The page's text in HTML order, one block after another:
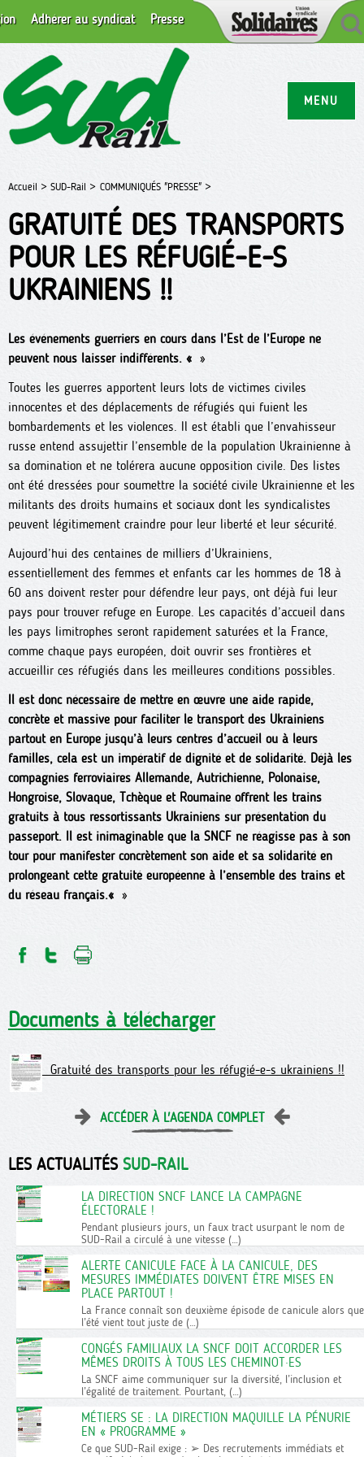
MENU
Adhérer au syndicat Presse
Accueil > SUD-Rail > COMMUNIQUÉS "PRESSE" >
GRATUITÉ DES TRANSPORTS
POUR LES RÉFUGIÉ-E-S
UKRAINIENS !!
Les événements guerriers en cours dans l’Est de l’Europe ne
peuvent nous laisser indifférents. « »
Toutes les guerres apportent leurs lots de victimes civiles
innocentes et des déplacements de réfugiés qui fuient les
bombardements et les violences. Il est établi que l’envahisseur
russe entend assujettir l’ensemble de la population Ukrainienne à
sa domination et ne tolérera aucune opposition civile. Des listes
ont été dressées pour soumettre la société civile Ukrainienne et les
militants des droits humains et sociaux dont les syndicalistes
peuvent légitimement craindre pour leur liberté et leur sécurité.
Aujourd’hui des centaines de milliers d’Ukrainiens,
essentiellement des femmes et enfants car les hommes de 18 à
60 ans doivent rester pour défendre leur pays, ont déjà fui leur
pays pour trouver refuge en Europe. Les capacités d’accueil dans
les pays limitrophes seront rapidement saturées et la France,
comme chaque pays européen, doit ouvrir ses frontières et
accueillir ces réfugiés dans les meilleures conditions possibles.
Il est donc nécessaire de mettre en œuvre une aide rapide,
concrète et massive pour faciliter le transport des Ukrainiens
partout en Europe jusqu’à leurs centres d’accueil ou à leurs
familles, cela est un impératif de dignité et de solidarité. Déjà les
compagnies ferroviaires Allemande, Autrichienne, Polonaise,
Hongroise, Slovaque, Tchèque et Roumaine offrent les trains
gratuits à tous ressortissants Ukrainiens sur présentation du
passeport. Il est inimaginable que la SNCF ne réagisse pas à son
tour pour manifester concrètement son aide et sa solidarité en
prolongeant cette gratuité européenne à l’ensemble des trains et
du réseau français.« »
Documents à télécharger
Gratuité des transports pour les réfugié-e-s ukrainiens !!
ACCÉDER À L'AGENDA COMPLET
LES ACTUALITÉS SUD-RAIL
LA DIRECTION SNCF LANCE LA CAMPAGNE
ÉLECTORALE !
Pendant plusieurs jours, un faux tract usurpant le nom de
SUD-Rail a circulé à une vitesse (…)
ALERTE CANICULE FACE À LA CANICULE, DES
MESURES IMMÉDIATES DOIVENT ÊTRE MISES EN
PLACE PARTOUT !
La France connaît son deuxième épisode de canicule alors que
l’été vient tout juste de (…)
CONGÉS FAMILIAUX LA SNCF DOIT ACCORDER LES
MÊMES DROITS À TOUS LES CHEMINOT·ES
La SNCF aime communiquer sur la diversité, l’inclusion et
l’égalité de traitement. Pourtant, (…)
MÉTIERS SE : LA DIRECTION MAQUILLE LA PÉNURIE
EN « PROGRAMME »
Ce que SUD-Rail exige : ➢ Des recrutements immédiats et